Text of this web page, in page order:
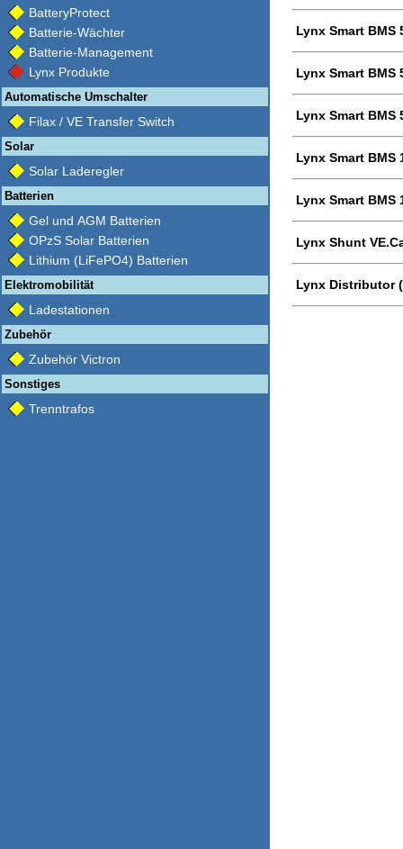
BatteryProtect
Batterie-Wächter
Batterie-Management
Lynx Produkte
Automatische Umschalter
Filax / VE Transfer Switch
Solar
Solar Laderegler
Batterien
Gel und AGM Batterien
OPzS Solar Batterien
Lithium (LiFePO4) Batterien
Elektromobilität
Ladestationen
Zubehör
Zubehör Victron
Sonstiges
Trenntrafos
Lynx Smart BMS
Lynx Smart BMS
Lynx Smart BMS
Lynx Smart BMS
Lynx Smart BMS
Lynx Shunt
Lynx Distributor